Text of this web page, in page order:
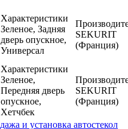
Характеристики
Зеленое, Задняя
дверь опускное,
Универсал
SEKURIT
(Франция)
Характеристики
Зеленое,
Передняя дверь
опускное,
Хетчбек
SEKURIT
(Франция)